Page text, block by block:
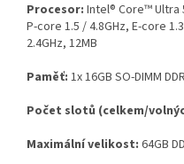
Procesor: Intel® Core™ Ultra
P-core 1.5 / 4.8GHz, E-core
2.4GHz, 12MB
Paměť: 1x 16GB SO-DIMM
Počet slotů (celkem/
Maximální velikost: 64GB